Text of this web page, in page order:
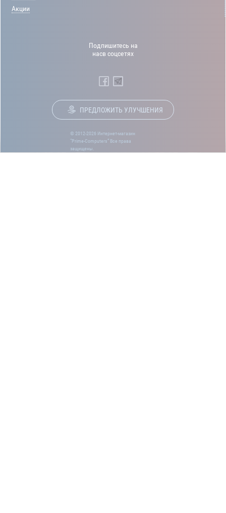
Акции
Подпишитесь на
насв соцсетях
ПРЕДЛОЖИТЬ УЛУЧШЕНИЯ
© 2012-2026 Интернет-магазин
“Prime-Computers” Все права
защищены.